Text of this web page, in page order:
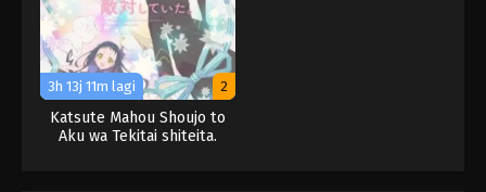
3h 13j 11m lagi 2
Katsute Mahou Shoujo to
Aku wa Tekitai shiteita.